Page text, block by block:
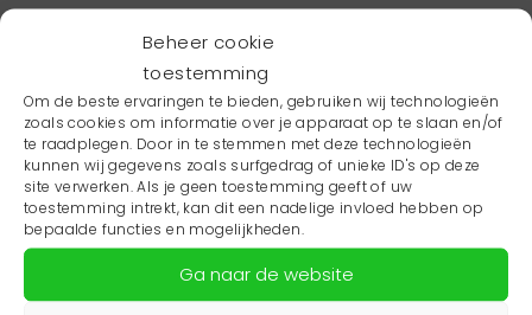
Beheer cookie
toestemming
Om de beste ervaringen te bieden, gebruiken wij technologieën
zoals cookies om informatie over je apparaat op te slaan en/of
te raadplegen. Door in te stemmen met deze technologieën
kunnen wij gegevens zoals surfgedrag of unieke ID's op deze
site verwerken. Als je geen toestemming geeft of uw
toestemming intrekt, kan dit een nadelige invloed hebben op
bepaalde functies en mogelijkheden.
Ga naar de website
Wil je niets missen?
Wil je op de hoogte blijven van het laatste
zorgnieuws in jouw regio? Schrijf je dan in voor